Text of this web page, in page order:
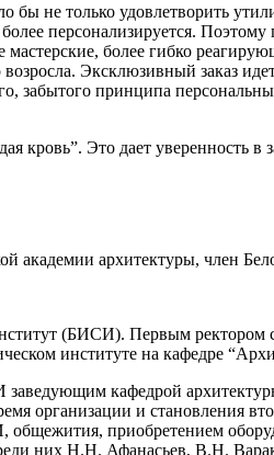
бы не только удовлетворить
персонализируется.
более гибко
Эксклюзивный заказ
забытого принципа
кровь”. Это дает уверенность в
академии архитектуры, член
(БИСИ). Первым ректором
институте на кафедре
кафедрой
организации и становления
общежития, приобретением
них Н.Н. Афанасьев, В.Н.